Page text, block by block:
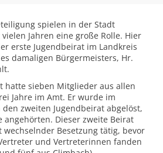
spielen in der Stadt
Jahren eine große Rolle. Hier
erste Jugendbeirat im Landkreis
damaligen Bürgermeisters, Hr.
hatte sieben Mitglieder aus allen
Jahre im Amt. Er wurde im
zweiten Jugendbeirat abgelöst,
angehörten. Dieser zweite Beirat
Besetzung tätig, bevor
und Vertreterinnen fanden